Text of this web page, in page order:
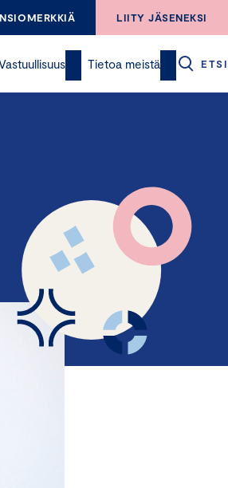
LIITY JÄSENEKSI
Tietoa meistä ETSI